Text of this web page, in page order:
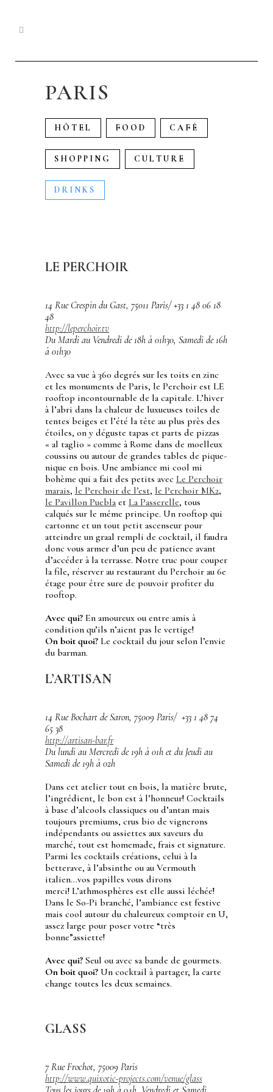
PARIS
HÔTEL FOOD CAFÉ
SHOPPING CULTURE
DRINKS
LE PERCHOIR
14 Rue Crespin du Gast, 75011 Paris/ +33 1 48 06 18
48
http://leperchoir.tv
Du Mardi au Vendredi de 18h à 01h30, Samedi de 16h
à 01h30
Avec sa vue à 360 degrés sur les toits en zinc
et les monuments de Paris, le Perchoir est LE
rooftop incontournable de la capitale. L’hiver
à l’abri dans la chaleur de luxueuses toiles de
tentes beiges et l’été la tête au plus près des
étoiles, on y déguste tapas et parts de pizzas
« al taglio » comme à Rome dans de moelleux
coussins ou autour de grandes tables de pique-
nique en bois. Une ambiance mi cool mi
bohème qui a fait des petits avec Le Perchoir
marais, le Perchoir de l’est, le Perchoir MK2,
le Pavillon Puebla et La Passerelle, tous
calqués sur le même principe. Un rooftop qui
cartonne et un tout petit ascenseur pour
atteindre un graal rempli de cocktail, il faudra
donc vous armer d’un peu de patience avant
d’accéder à la terrasse. Notre truc pour couper
la file, réserver au restaurant du Perchoir au 6e
étage pour être sure de pouvoir profiter du
rooftop.
Avec qui? En amoureux ou entre amis à
condition qu’ils n’aient pas le vertige!
On boit quoi? Le cocktail du jour selon l’envie
du barman.
L’ARTISAN
14 Rue Bochart de Saron, 75009 Paris/ +33 1 48 74
65 38
http://artisan-bar.fr
Du lundi au Mercredi de 19h à 01h et du Jeudi au
Samedi de 19h à 02h
Dans cet atelier tout en bois, la matière brute,
l’ingrédient, le bon est à l’honneur! Cocktails
à base d’alcools classiques ou d’antan mais
toujours premiums, crus bio de vignerons
indépendants ou assiettes aux saveurs du
marché, tout est homemade, frais et signature.
Parmi les cocktails créations, celui à la
betterave, à l’absinthe ou au Vermouth
italien…vos papilles vous dirons
merci! L’athmosphères est elle aussi léchée!
Dans le So-Pi branché, l’ambiance est festive
mais cool autour du chaleureux comptoir en U,
assez large pour poser votre “très
bonne”assiette!
Avec qui? Seul ou avec sa bande de gourmets.
On boit quoi? Un cocktail à partager, la carte
change toutes les deux semaines.
GLASS
7 Rue Frochot, 75009 Paris
http://www.quixotic-projects.com/venue/glass